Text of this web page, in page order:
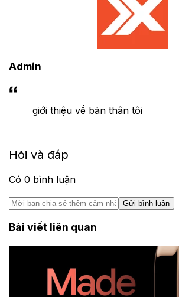
Admin
giới thiệu về bản thân tôi
Hỏi và đáp
Có 0 bình luận
Gửi bình luận
Bài viết liên quan